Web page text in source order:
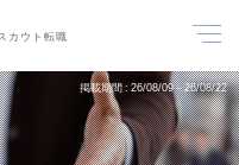
カウト転職
掲載期間 26/08/09～26/08/22